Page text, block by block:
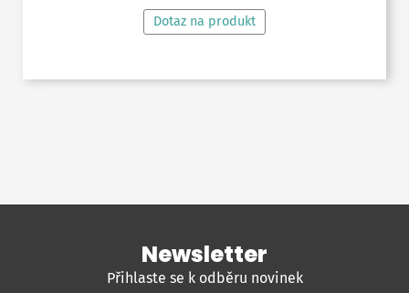
Dotaz na produkt
Newsletter
Přihlaste se k odběru novinek